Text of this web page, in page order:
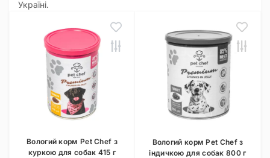
Україні.
Вологий корм Pet Chef з
куркою для собак 415 г
Вологий корм Pet Chef з
індичкою для собак 800 г